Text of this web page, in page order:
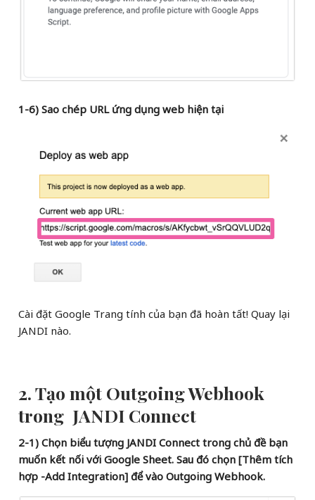
1-6) Sao chép URL ứng dụng web hiện tại
Cài đặt Google Trang tính của bạn đã hoàn tất! Quay lại
JANDI nào.
2. Tạo một Outgoing Webhook
trong JANDI Connect
2-1) Chọn biểu tượng JANDI Connect trong chủ đề bạn
muốn kết nối với Google Sheet. Sau đó chọn [Thêm tích
hợp -Add Integration] để vào Outgoing Webhook.